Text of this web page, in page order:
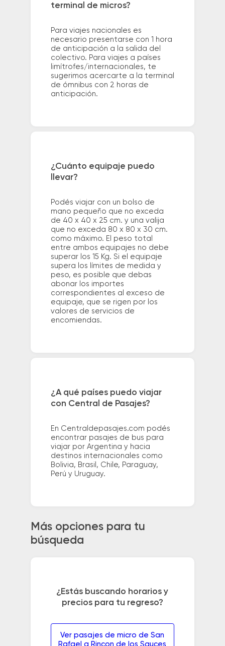
terminal de micros?
Para viajes nacionales es
necesario presentarse con 1 hora
de anticipación a la salida del
colectivo. Para viajes a países
limítrofes/internacionales, te
sugerimos acercarte a la terminal
de ómnibus con 2 horas de
anticipación.
¿Cuánto equipaje puedo
llevar?
Podés viajar con un bolso de
mano pequeño que no exceda
de 40 x 40 x 25 cm. y una valija
que no exceda 80 x 80 x 30 cm.
como máximo. El peso total
entre ambos equipajes no debe
superar los 15 Kg. Si el equipaje
supera los límites de medida y
peso, es posible que debas
abonar los importes
correspondientes al exceso de
equipaje, que se rigen por los
valores de servicios de
encomiendas.
¿A qué países puedo viajar
con Central de Pasajes?
En Centraldepasajes.com podés
encontrar pasajes de bus para
viajar por Argentina y hacia
destinos internacionales como
Bolivia, Brasil, Chile, Paraguay,
Perú y Uruguay.
Más opciones para tu
búsqueda
¿Estás buscando horarios y
precios para tu regreso?
Ver pasajes de micro de San
Rafael a Rincon de los Sauces